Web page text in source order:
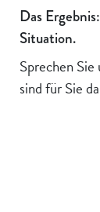
Das
Situation.
Sprechen
sind für Sie